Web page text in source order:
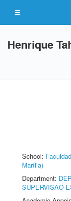
Henrique
School:
Marília)
Department:
SUPERVISÃO